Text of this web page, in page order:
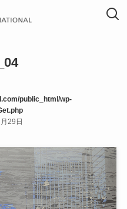
public_html/wp-
29日